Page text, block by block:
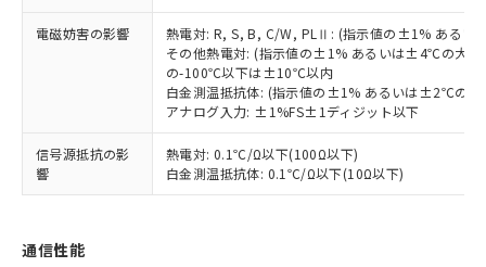
電磁妨害の影響
熱電対: R, S, B, C/W, PLⅡ: (指示値の±1% ある
その他熱電対: (指示値の±1% あるいは±4℃の大き
の-100℃以下は±10℃以内
白金測温抵抗体: (指示値の±1% あるいは±2℃の大
アナログ入力: ±1%FS±1ディジット以下
信号源抵抗の影
響
熱電対: 0.1℃/Ω以下(100Ω以下)
白金測温抵抗体: 0.1℃/Ω以下(10Ω以下)
通信性能
あります。
お客様が当ウェブサイト上で当社にご
登録された部品リストについて、当社
および当社の共同利用者が、当社の製
品・サービスに関するお客様との取
引・商談に必要な範囲で利用すること
をご了承ください。
※3 非含有証明書ダウンロード
下記の非含有証明書をダウンロードするこ
とができます。
EU RoHS指令（10物質）の非含有証明書
及ぼさない年数を意味します。
「－」：未確認です。当社販売部門へお問
い合わせください。
り引きをいたしません。
合意する キャンセル